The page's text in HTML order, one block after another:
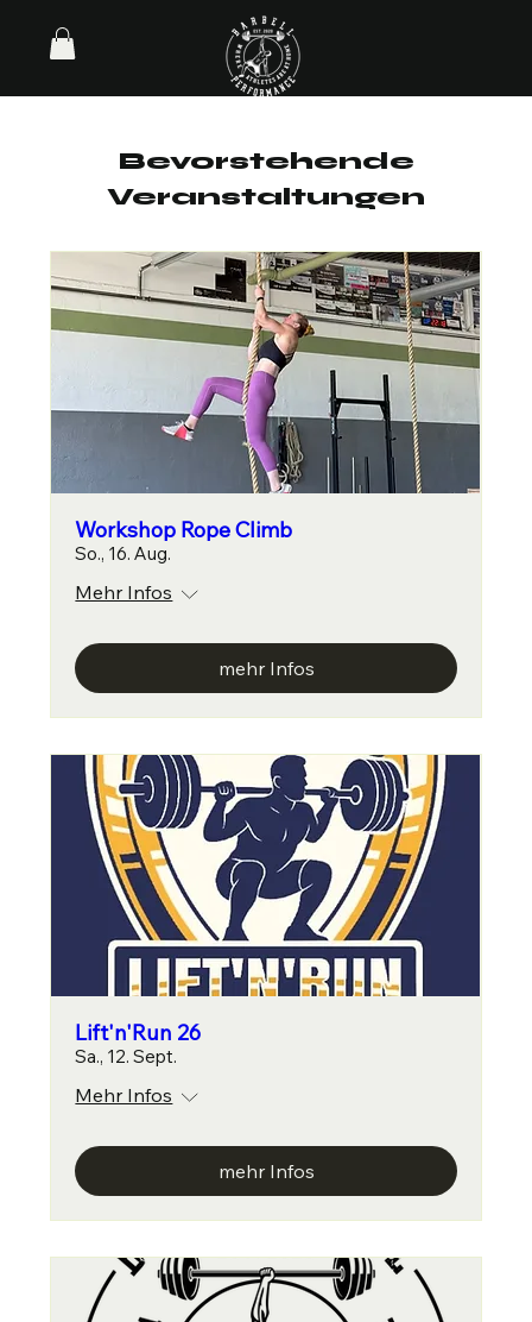
Bevorstehende
Veranstaltungen
Workshop Rope Climb
So., 16. Aug.
Mehr Infos
mehr Infos
Lift'n'Run 26
Sa., 12. Sept.
Mehr Infos
mehr Infos